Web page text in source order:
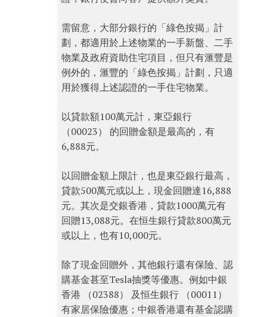
需留意，大部分銀行的「綠色按揭」計
劃，都適用於上述物業的一手新盤、二手
物業及政府資助住宅項目，但只有滙豐是
例外的，滙豐的「綠色按揭」計劃，只適
用於獲得上述認證的一手住宅物業。
以貸款額100萬元計，東亞銀行
（00023） 的回贈金額是最高的，有
6,888元。
以回贈金額上限計，也是東亞銀行最高，
貸款500萬元或以上，現金回贈達16,888
元。其次是交銀香港，貸款1000萬元有
回贈13,088元。在恒生銀行貸款800萬元
或以上，也有10,000元。
除了現金回贈外，其他銀行還有保險、認
購基金甚至Tesla抽獎等優惠。例如中銀
香港 （02388） 及恒生銀行 （00011）
有家居保險優惠；中銀香港還有基金認購